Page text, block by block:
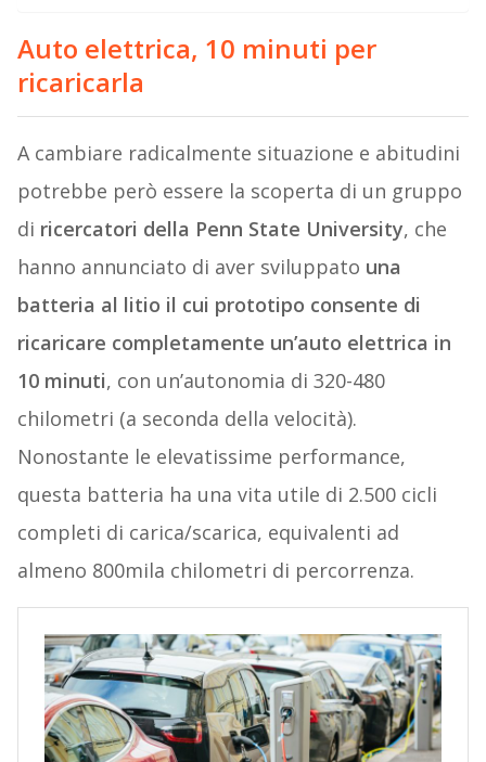
Auto elettrica, 10 minuti per
ricaricarla
A cambiare radicalmente situazione e abitudini
potrebbe però essere la scoperta di un gruppo
di ricercatori della Penn State University, che
hanno annunciato di aver sviluppato una
batteria al litio il cui prototipo consente di
ricaricare completamente un’auto elettrica in
10 minuti, con un’autonomia di 320-480
chilometri (a seconda della velocità).
Nonostante le elevatissime performance,
questa batteria ha una vita utile di 2.500 cicli
completi di carica/scarica, equivalenti ad
almeno 800mila chilometri di percorrenza.